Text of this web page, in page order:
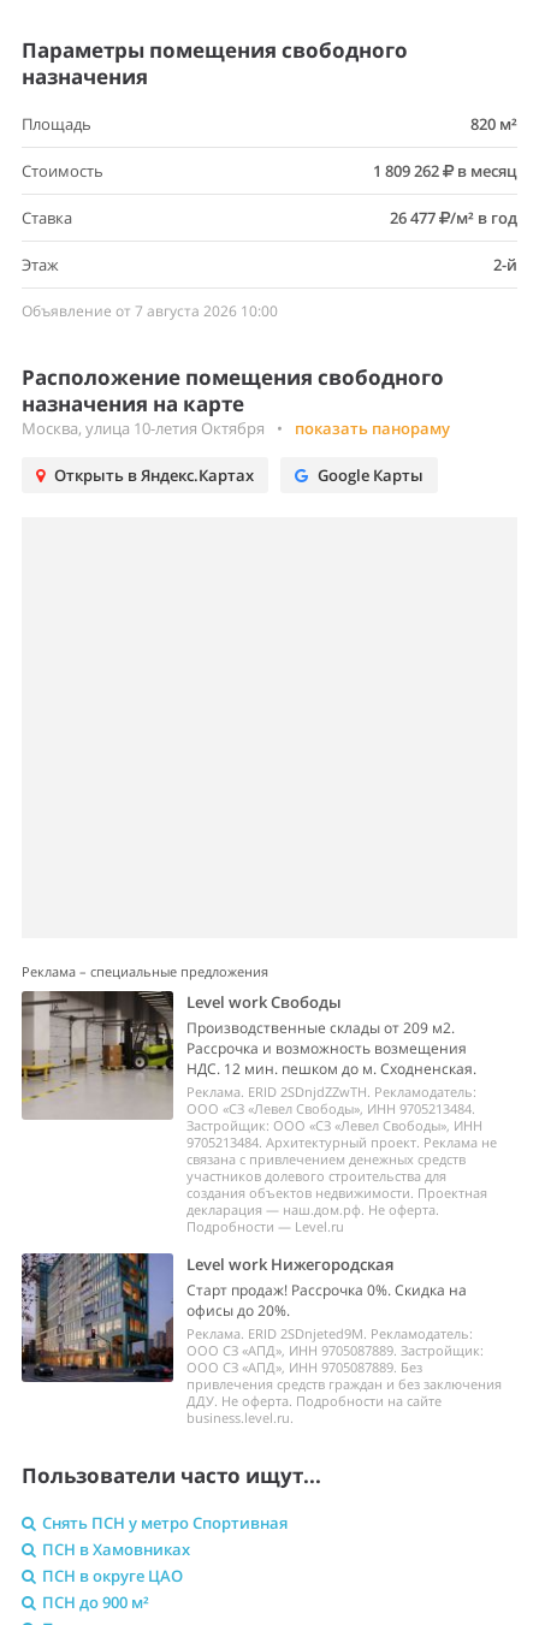
Параметры помещения свободного
назначения
Площадь 820 м²
Стоимость 1 809 262 в месяц
Ставка 26 477 /м² в год
Этаж 2-й
Объявление от 7 августа 2026 10:00
Расположение помещения свободного
назначения на карте
Москва, улица 10-летия Октября • показать панораму
Открыть в Яндекс.Картах Google Карты
Реклама – специальные предложения
Level work Свободы
Производственные склады от 209 м2.
Рассрочка и возможность возмещения
НДС. 12 мин. пешком до м. Сходненская.
Реклама. ERID 2SDnjdZZwTH. Рекламодатель:
ООО «СЗ «Левел Свободы», ИНН 9705213484.
Застройщик: ООО «СЗ «Левел Свободы», ИНН
9705213484. Архитектурный проект. Реклама не
связана с привлечением денежных средств
участников долевого строительства для
создания объектов недвижимости. Проектная
декларация — наш.дом.рф. Не оферта.
Подробности — Level.ru
Level work Нижегородская
Старт продаж! Рассрочка 0%. Скидка на
офисы до 20%.
Реклама. ERID 2SDnjeted9M. Рекламодатель:
ООО СЗ «АПД», ИНН 9705087889. Застройщик:
ООО СЗ «АПД», ИНН 9705087889. Без
привлечения средств граждан и без заключения
ДДУ. Не оферта. Подробности на сайте
business.level.ru.
Пользователи часто ищут...
Снять ПСН у метро Спортивная
ПСН в Хамовниках
ПСН в округе ЦАО
ПСН до 900 м²